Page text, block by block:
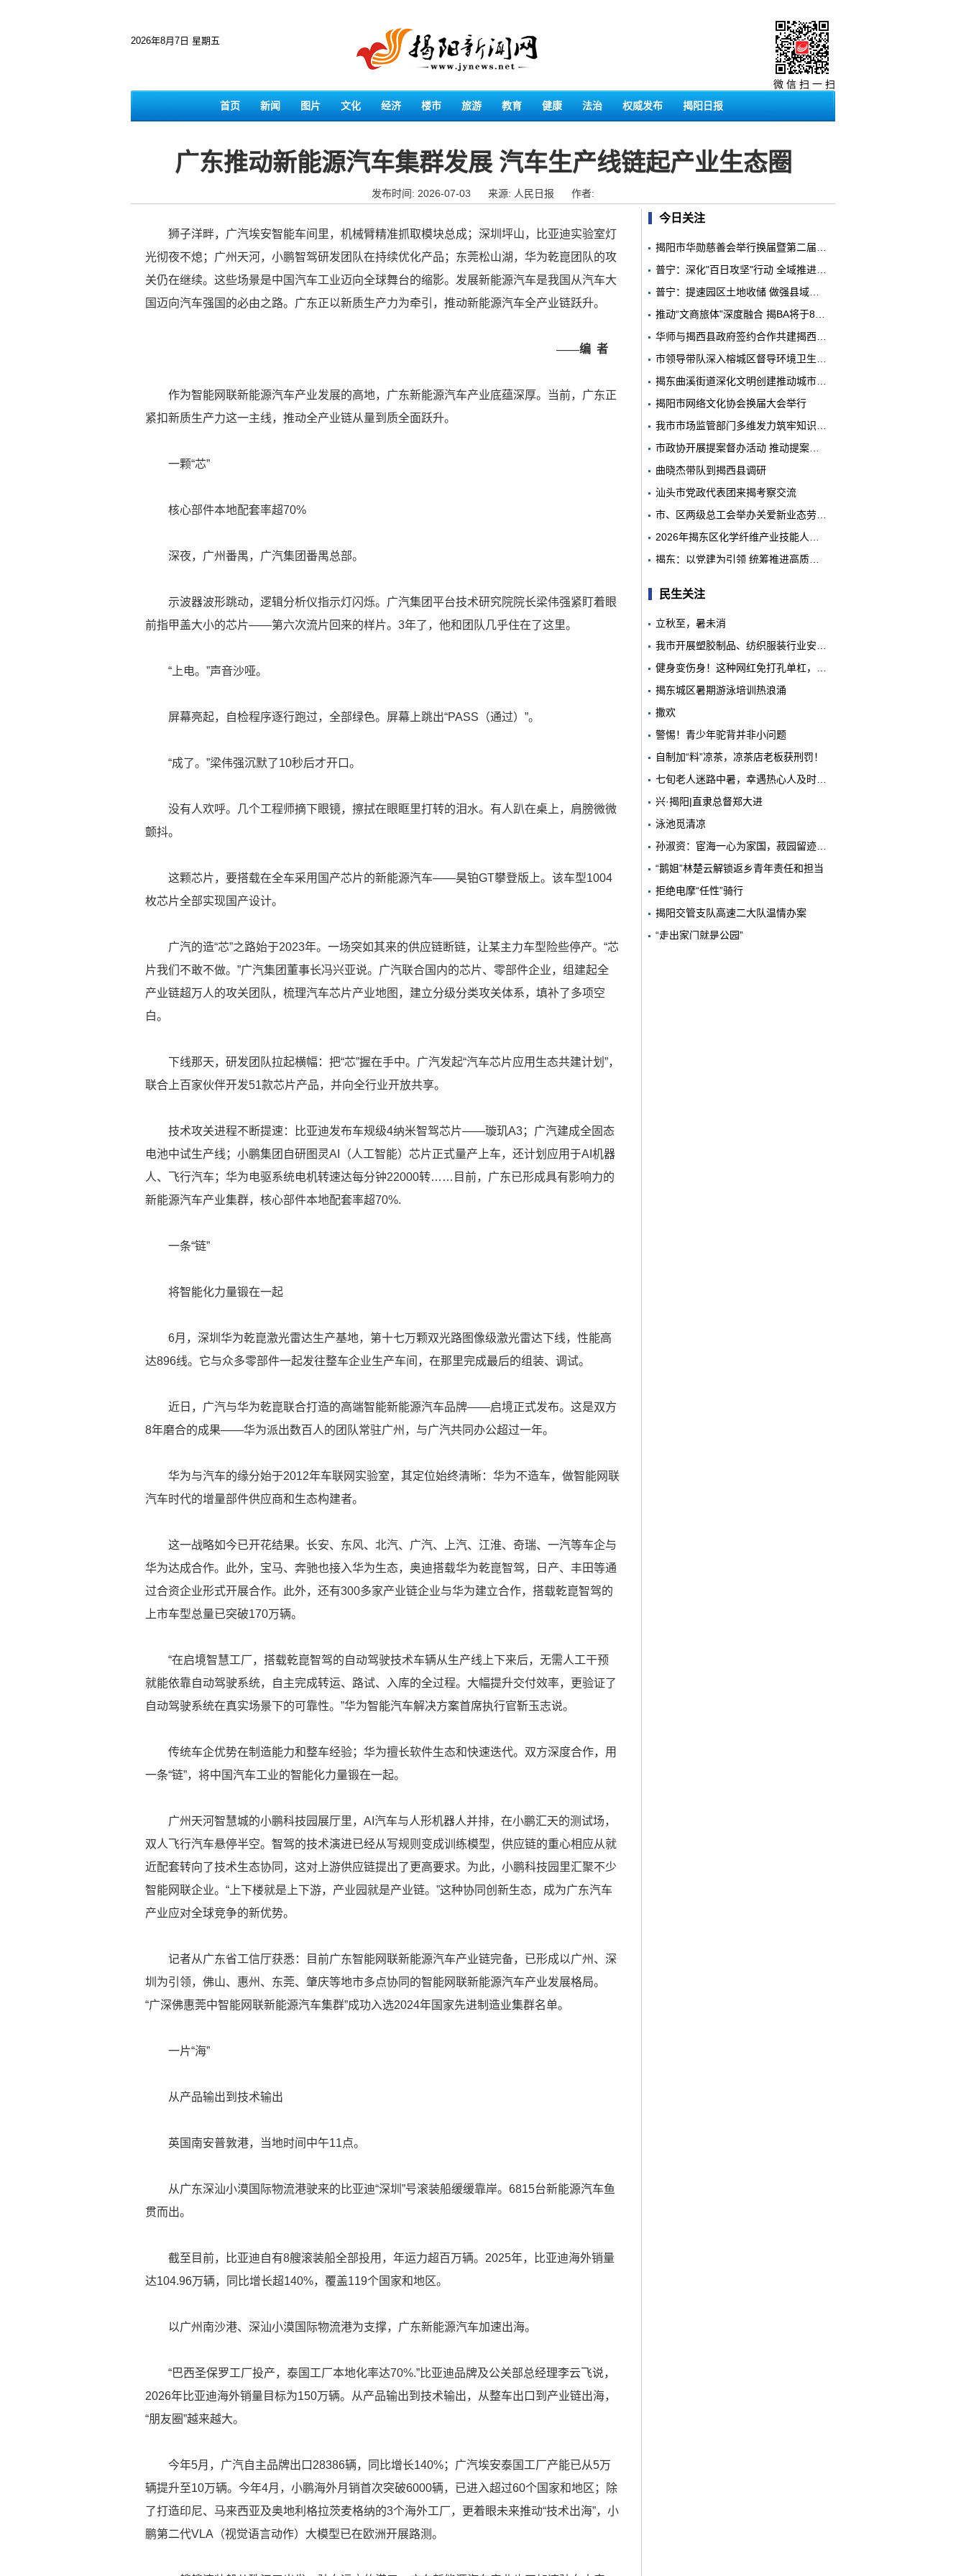
2026年8月7日 星期五
微 信 扫 一 扫
首页
新闻 图片 文化 经济 楼市 旅游 教育 健康 法治 权威发布 揭阳日报
广东推动新能源汽车集群发展 汽车生产线链起产业生态圈
发布时间: 2026-07-03 来源: 人民日报 作者:
狮子洋畔，广汽埃安智能车间里，机械臂精准抓取模块总成；深圳坪山，比亚迪实验室灯
光彻夜不熄；广州天河，小鹏智驾研发团队在持续优化产品；东莞松山湖，华为乾崑团队的攻
关仍在继续。这些场景是中国汽车工业迈向全球舞台的缩影。发展新能源汽车是我国从汽车大
国迈向汽车强国的必由之路。广东正以新质生产力为牵引，推动新能源汽车全产业链跃升。
——编 者
作为智能网联新能源汽车产业发展的高地，广东新能源汽车产业底蕴深厚。当前，广东正
紧扣新质生产力这一主线，推动全产业链从量到质全面跃升。
一颗“芯”
核心部件本地配套率超70%
深夜，广州番禺，广汽集团番禺总部。
示波器波形跳动，逻辑分析仪指示灯闪烁。广汽集团平台技术研究院院长梁伟强紧盯着眼
前指甲盖大小的芯片——第六次流片回来的样片。3年了，他和团队几乎住在了这里。
“上电。”声音沙哑。
屏幕亮起，自检程序逐行跑过，全部绿色。屏幕上跳出“PASS（通过）”。
“成了。”梁伟强沉默了10秒后才开口。
没有人欢呼。几个工程师摘下眼镜，擦拭在眼眶里打转的泪水。有人趴在桌上，肩膀微微
颤抖。
这颗芯片，要搭载在全车采用国产芯片的新能源汽车——昊铂GT攀登版上。该车型1004
枚芯片全部实现国产设计。
广汽的造“芯”之路始于2023年。一场突如其来的供应链断链，让某主力车型险些停产。“芯
片我们不敢不做。”广汽集团董事长冯兴亚说。广汽联合国内的芯片、零部件企业，组建起全
产业链超万人的攻关团队，梳理汽车芯片产业地图，建立分级分类攻关体系，填补了多项空
白。
下线那天，研发团队拉起横幅：把“芯”握在手中。广汽发起“汽车芯片应用生态共建计划”，
联合上百家伙伴开发51款芯片产品，并向全行业开放共享。
技术攻关进程不断提速：比亚迪发布车规级4纳米智驾芯片——璇玑A3；广汽建成全固态
电池中试生产线；小鹏集团自研图灵AI（人工智能）芯片正式量产上车，还计划应用于AI机器
人、飞行汽车；华为电驱系统电机转速达每分钟22000转……目前，广东已形成具有影响力的
新能源汽车产业集群，核心部件本地配套率超70%.
一条“链”
将智能化力量锻在一起
6月，深圳华为乾崑激光雷达生产基地，第十七万颗双光路图像级激光雷达下线，性能高
达896线。它与众多零部件一起发往整车企业生产车间，在那里完成最后的组装、调试。
近日，广汽与华为乾崑联合打造的高端智能新能源汽车品牌——启境正式发布。这是双方
8年磨合的成果——华为派出数百人的团队常驻广州，与广汽共同办公超过一年。
华为与汽车的缘分始于2012年车联网实验室，其定位始终清晰：华为不造车，做智能网联
汽车时代的增量部件供应商和生态构建者。
这一战略如今已开花结果。长安、东风、北汽、广汽、上汽、江淮、奇瑞、一汽等车企与
华为达成合作。此外，宝马、奔驰也接入华为生态，奥迪搭载华为乾崑智驾，日产、丰田等通
过合资企业形式开展合作。此外，还有300多家产业链企业与华为建立合作，搭载乾崑智驾的
上市车型总量已突破170万辆。
“在启境智慧工厂，搭载乾崑智驾的自动驾驶技术车辆从生产线上下来后，无需人工干预
就能依靠自动驾驶系统，自主完成转运、路试、入库的全过程。大幅提升交付效率，更验证了
自动驾驶系统在真实场景下的可靠性。”华为智能汽车解决方案首席执行官靳玉志说。
传统车企优势在制造能力和整车经验；华为擅长软件生态和快速迭代。双方深度合作，用
一条“链”，将中国汽车工业的智能化力量锻在一起。
广州天河智慧城的小鹏科技园展厅里，AI汽车与人形机器人并排，在小鹏汇天的测试场，
双人飞行汽车悬停半空。智驾的技术演进已经从写规则变成训练模型，供应链的重心相应从就
近配套转向了技术生态协同，这对上游供应链提出了更高要求。为此，小鹏科技园里汇聚不少
智能网联企业。“上下楼就是上下游，产业园就是产业链。”这种协同创新生态，成为广东汽车
产业应对全球竞争的新优势。
记者从广东省工信厅获悉：目前广东智能网联新能源汽车产业链完备，已形成以广州、深
圳为引领，佛山、惠州、东莞、肇庆等地市多点协同的智能网联新能源汽车产业发展格局。
“广深佛惠莞中智能网联新能源汽车集群”成功入选2024年国家先进制造业集群名单。
一片“海”
从产品输出到技术输出
英国南安普敦港，当地时间中午11点。
从广东深汕小漠国际物流港驶来的比亚迪“深圳”号滚装船缓缓靠岸。6815台新能源汽车鱼
贯而出。
截至目前，比亚迪自有8艘滚装船全部投用，年运力超百万辆。2025年，比亚迪海外销量
达104.96万辆，同比增长超140%，覆盖119个国家和地区。
以广州南沙港、深汕小漠国际物流港为支撑，广东新能源汽车加速出海。
“巴西圣保罗工厂投产，泰国工厂本地化率达70%.”比亚迪品牌及公关部总经理李云飞说，
2026年比亚迪海外销量目标为150万辆。从产品输出到技术输出，从整车出口到产业链出海，
“朋友圈”越来越大。
今年5月，广汽自主品牌出口28386辆，同比增长140%；广汽埃安泰国工厂产能已从5万
辆提升至10万辆。今年4月，小鹏海外月销首次突破6000辆，已进入超过60个国家和地区；除
了打造印尼、马来西亚及奥地利格拉茨麦格纳的3个海外工厂，更着眼未来推动“技术出海”，小
鹏第二代VLA（视觉语言动作）大模型已在欧洲开展路测。